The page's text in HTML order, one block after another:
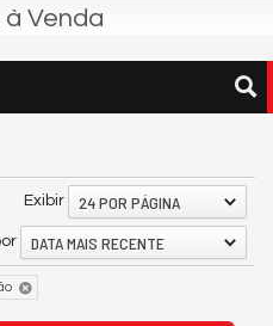
à Venda
Exibir 24 POR PÁGINA
DATA MAIS RECENTE